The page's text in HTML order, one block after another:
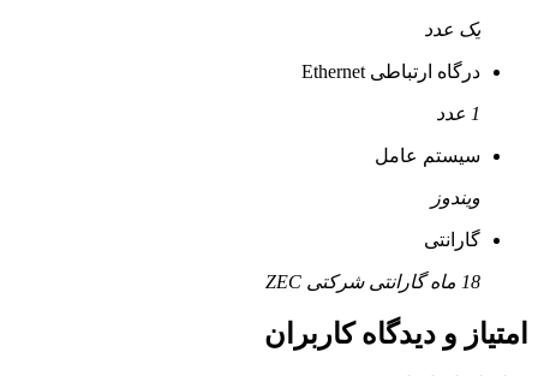
یک عدد
درگاه ارتباطی Ethernet
1 عدد
سیستم عامل
ویندوز
گارانتی
18 ماه گارانتی شرکتی ZEC
امتیاز و دیدگاه کاربران